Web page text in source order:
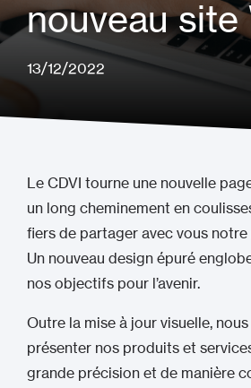
nouveau site
13/12/2022
Le CDVI tourne une nouvelle
un long cheminement en
fiers de partager avec vous
Un nouveau design épuré
nos objectifs pour l’avenir.
Outre la mise à jour visuelle,
présenter nos produits et
grande précision et de manière